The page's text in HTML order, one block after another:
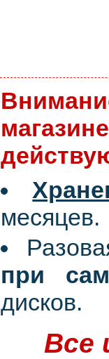
месяцев.
при
дисков.
Все